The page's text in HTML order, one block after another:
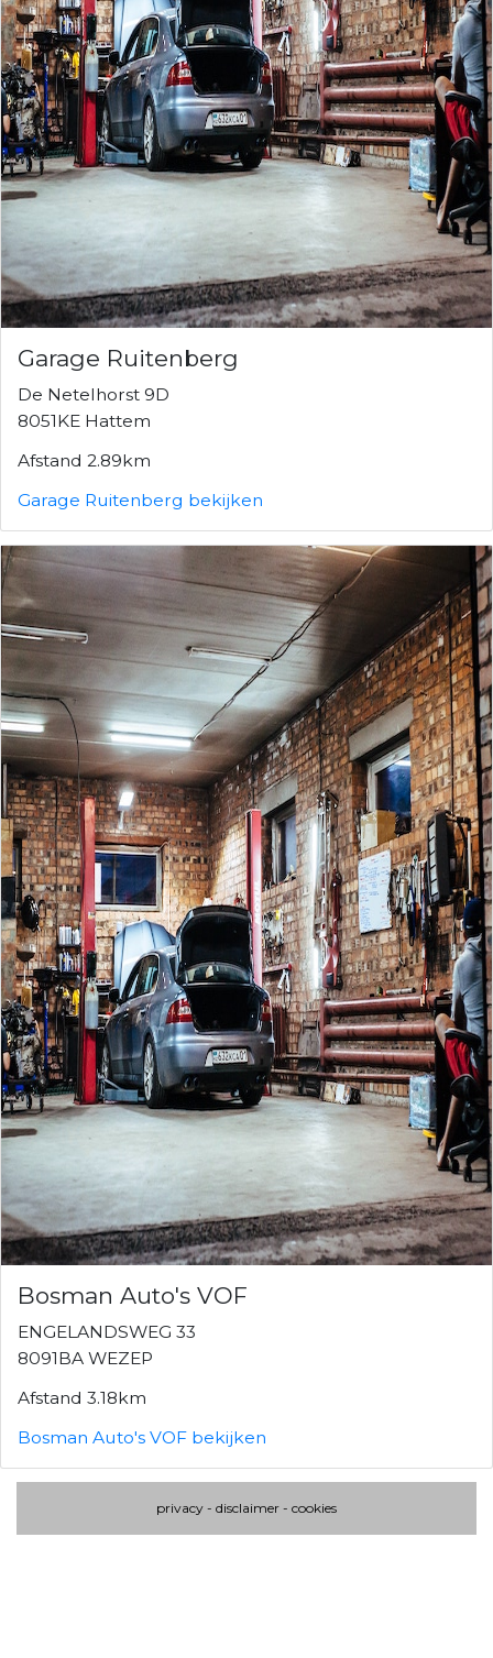
Garage Ruitenberg
De Netelhorst 9D
8051KE Hattem
Afstand 2.89km
Garage Ruitenberg bekijken
Bosman Auto's VOF
ENGELANDSWEG 33
8091BA WEZEP
Afstand 3.18km
Bosman Auto's VOF bekijken
privacy - disclaimer - cookies